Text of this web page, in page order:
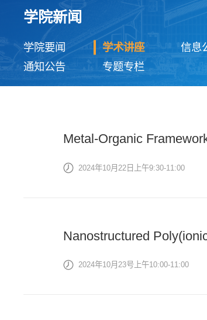
学院新闻
学院要闻 学术讲座
信息
通知公告
专题专栏
Metal-Organic
2024年10月22日上午9:30-11:00
Nanostructured
2024年10月23号上午10:00-11:00